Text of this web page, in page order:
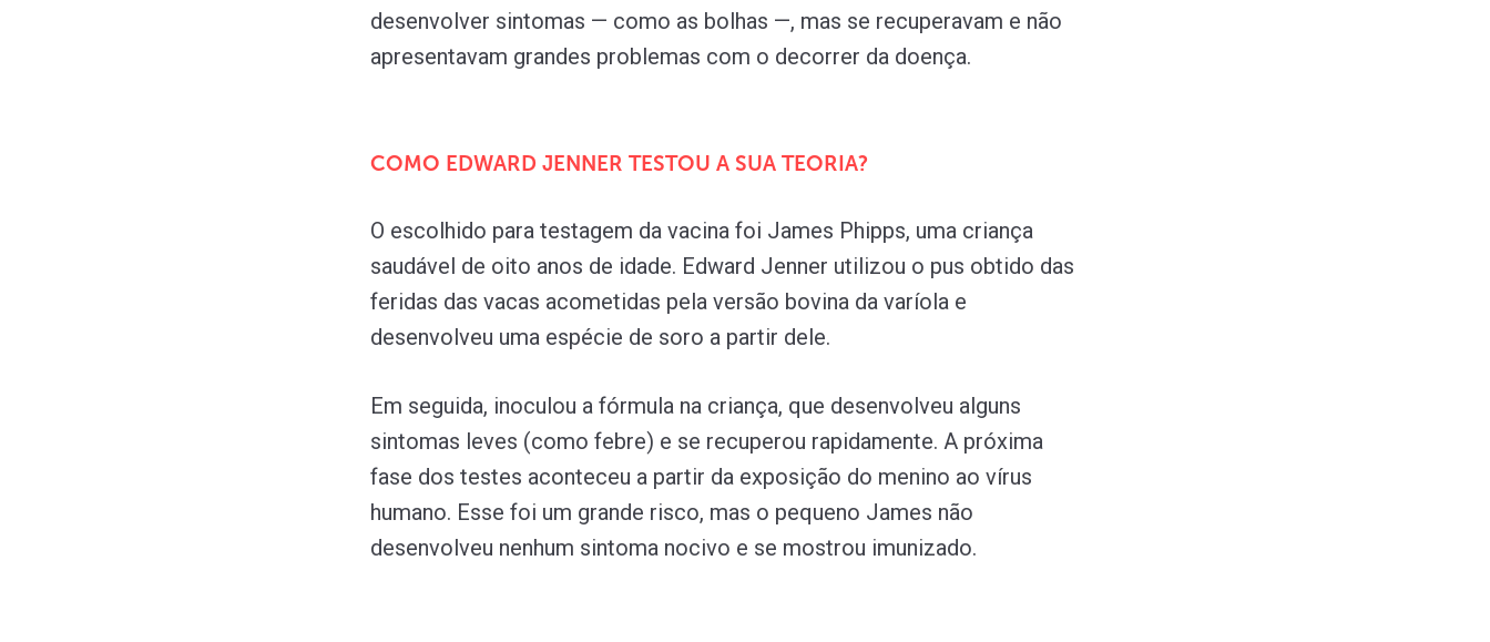
desenvolver sintomas — como as bolhas —, mas se recuperavam e não
apresentavam grandes problemas com o decorrer da doença.
COMO EDWARD JENNER TESTOU A SUA TEORIA?
O escolhido para testagem da vacina foi James Phipps, uma criança
saudável de oito anos de idade. Edward Jenner utilizou o pus obtido das
feridas das vacas acometidas pela versão bovina da varíola e
desenvolveu uma espécie de soro a partir dele.
Em seguida, inoculou a fórmula na criança, que desenvolveu alguns
sintomas leves (como febre) e se recuperou rapidamente. A próxima
fase dos testes aconteceu a partir da exposição do menino ao vírus
humano. Esse foi um grande risco, mas o pequeno James não
desenvolveu nenhum sintoma nocivo e se mostrou imunizado.